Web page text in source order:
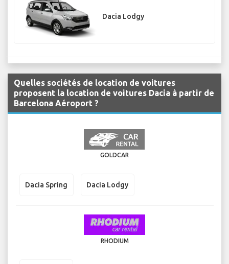
Dacia Lodgy
Quelles sociétés de location de voitures
proposent la location de voitures Dacia à partir de
Barcelona Aéroport ?
GOLDCAR
Dacia Spring Dacia Lodgy
RHODIUM